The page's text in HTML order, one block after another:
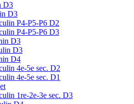
D3
D3
P4-P5-P6 D2
P4-P5-P6 D3
D3
D3
D4
4e-5e sec. D2
4e-5e sec. D1
1re-2e-3e sec. D3